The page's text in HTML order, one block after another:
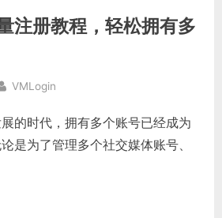
注册教程，轻松拥有多
By
VMLogin
的时代，拥有多个账号已经成为
是为了管理多个社交媒体账号、